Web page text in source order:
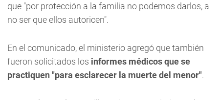
que "por protección a la familia no podemos darlos, a
no ser que ellos autoricen".
En el comunicado, el ministerio agregó que también
fueron solicitados los informes médicos que se
practiquen "para esclarecer la muerte del menor".